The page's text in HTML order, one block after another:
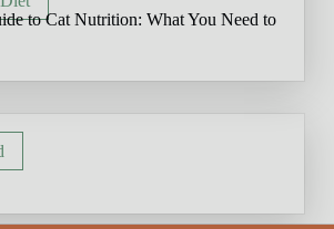
to Cat Nutrition: What You Need to